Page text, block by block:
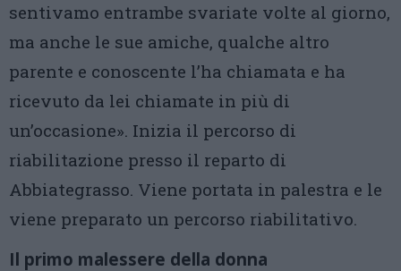
sentivamo entrambe svariate volte al giorno,
ma anche le sue amiche, qualche altro
parente e conoscente l’ha chiamata e ha
ricevuto da lei chiamate in più di
un’occasione». Inizia il percorso di
riabilitazione presso il reparto di
Abbiategrasso. Viene portata in palestra e le
viene preparato un percorso riabilitativo.
Il primo malessere della donna